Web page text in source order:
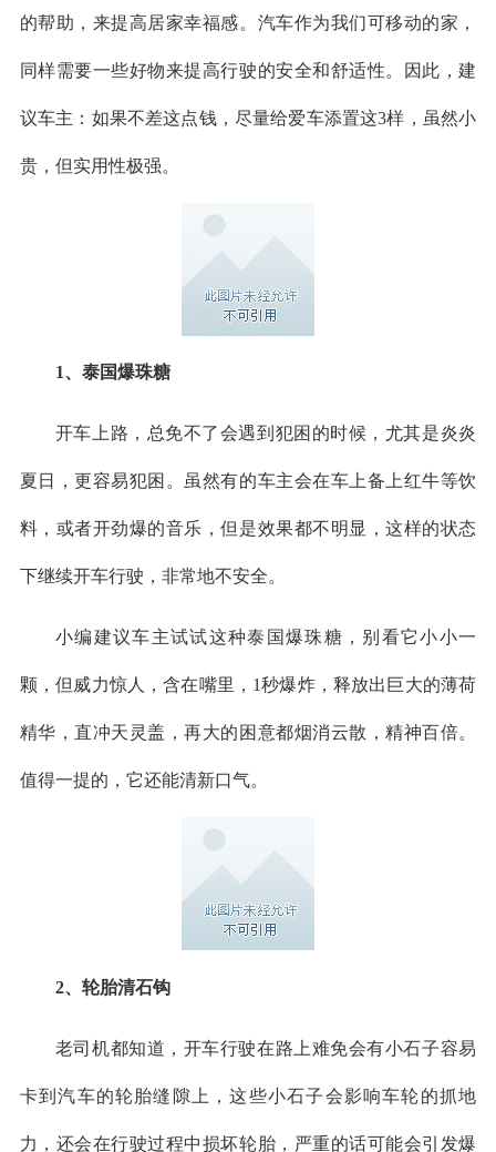
的帮助，来提高居家幸福感。汽车作为我们可移动的家，
同样需要一些好物来提高行驶的安全和舒适性。因此，建
议车主：如果不差这点钱，尽量给爱车添置这3样，虽然小
贵，但实用性极强。
1、泰国爆珠糖
开车上路，总免不了会遇到犯困的时候，尤其是炎炎
夏日，更容易犯困。虽然有的车主会在车上备上红牛等饮
料，或者开劲爆的音乐，但是效果都不明显，这样的状态
下继续开车行驶，非常地不安全。
小编建议车主试试这种泰国爆珠糖，别看它小小一
颗，但威力惊人，含在嘴里，1秒爆炸，释放出巨大的薄荷
精华，直冲天灵盖，再大的困意都烟消云散，精神百倍。
值得一提的，它还能清新口气。
2、轮胎清石钩
老司机都知道，开车行驶在路上难免会有小石子容易
卡到汽车的轮胎缝隙上，这些小石子会影响车轮的抓地
力，还会在行驶过程中损坏轮胎，严重的话可能会引发爆